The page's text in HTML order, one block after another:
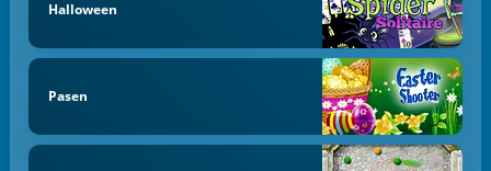
Halloween
Pasen